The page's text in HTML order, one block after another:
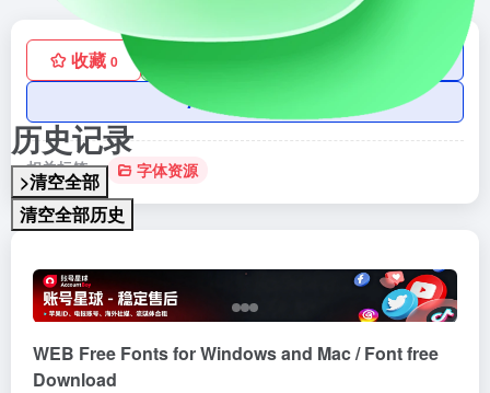
历史记录
>清空全部
清空全部历史
收藏 0
AI账号购买
相关标签： 字体资源
WEB Free Fonts for Windows and Mac / Font free
Download